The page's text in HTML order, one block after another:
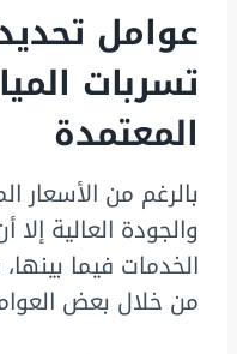
عوامل
تسربات
المعتمدة
بالرغم من الأسعار
والجودة العالية
الخدمات فيما
من خلال بعض